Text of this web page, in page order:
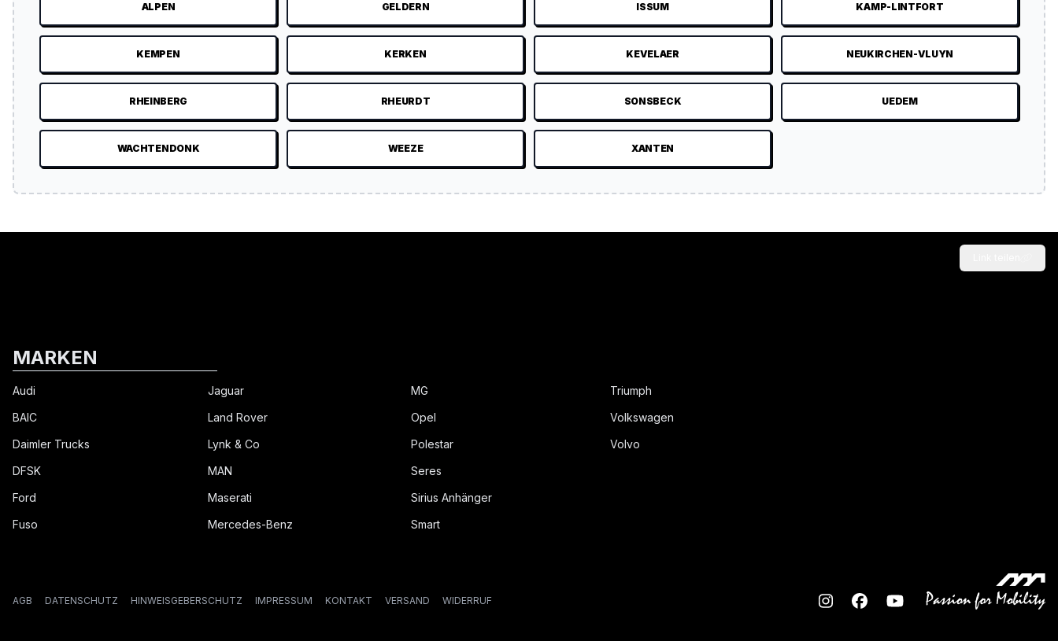
ALPEN GELDERN ISSUM KAMP-LINTFORT
KEMPEN KERKEN KEVELAER NEUKIRCHEN-VLUYN
RHEINBERG RHEURDT SONSBECK UEDEM
WACHTENDONK WEEZE XANTEN
MARKEN
Audi
BAIC
Daimler Trucks
DFSK
Ford
Fuso
Jaguar
Land Rover
Lynk & Co
MAN
Maserati
Mercedes-Benz
MG
Opel
Polestar
Seres
Sirius Anhänger
Smart
Triumph
Volkswagen
Volvo
AGB DATENSCHUTZ HINWEISGEBERSCHUTZ IMPRESSUM KONTAKT VERSAND WIDERRUF